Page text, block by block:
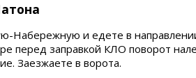
Набережную и едете в
перед заправкой КЛО поворот
Заезжаете в ворота.